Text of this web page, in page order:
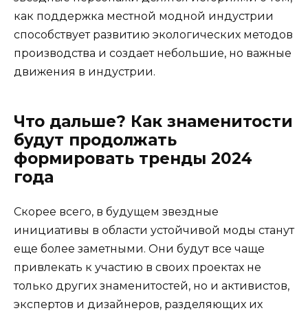
как поддержка местной модной индустрии
способствует развитию экологических методов
производства и создает небольшие, но важные
движения в индустрии.
Что дальше? Как знаменитости
будут продолжать
формировать тренды 2024
года
Скорее всего, в будущем звездные
инициативы в области устойчивой моды станут
еще более заметными. Они будут все чаще
привлекать к участию в своих проектах не
только других знаменитостей, но и активистов,
экспертов и дизайнеров, разделяющих их